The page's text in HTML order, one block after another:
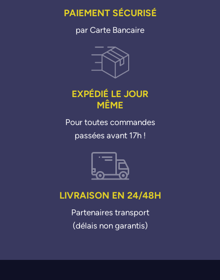
PAIEMENT SÉCURISÉ
par Carte Bancaire
EXPÉDIÉ LE JOUR
MÊME
Pour toutes commandes
passées avant 17h !
LIVRAISON EN 24/48H
Partenaires transport
(délais non garantis)